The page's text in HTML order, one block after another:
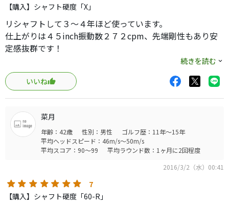
【購入】シャフト硬度「X」
リシャフトして３〜４年ほど使っています。
仕上がりは４５inch振動数２７２cpm、先端剛性もあり安
定感抜群です！
中〜中高弾道で飛距離も十分出ますが、何より方向性がす
ばらしいと感じています。
個人的にこのドライバーでのＯＢはとても少なく非常に頼
りになる一本です。
古いシャフトになってきましたがそのぶん割安感があり、
機会があれば、、おすすめできる一品です。
続きを読む
いいね
菜月
年齢：42歳 性別：男性
ゴルフ歴：11年～15年
平均ヘッドスピード：46m/s～50m/s
平均スコア：90～99
平均ラウンド数：1ヶ月に2回程度
2016/3/2（水）00:41
7
【購入】シャフト硬度「60-R」